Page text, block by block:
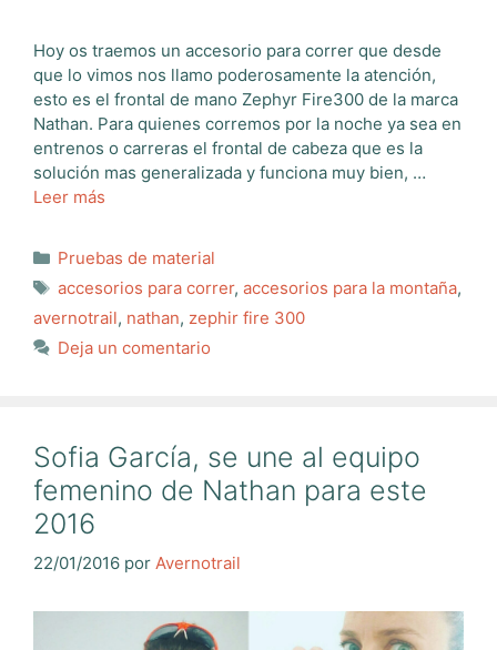
Hoy os traemos un accesorio para correr que desde
que lo vimos nos llamo poderosamente la atención,
esto es el frontal de mano Zephyr Fire300 de la marca
Nathan. Para quienes corremos por la noche ya sea en
entrenos o carreras el frontal de cabeza que es la
solución mas generalizada y funciona muy bien, …
Leer más
Categorías
Pruebas de material
Etiquetas
accesorios para correr, accesorios para la montaña,
avernotrail, nathan, zephir fire 300
Deja un comentario
Sofia García, se une al equipo
femenino de Nathan para este
2016
22/01/2016 por Avernotrail